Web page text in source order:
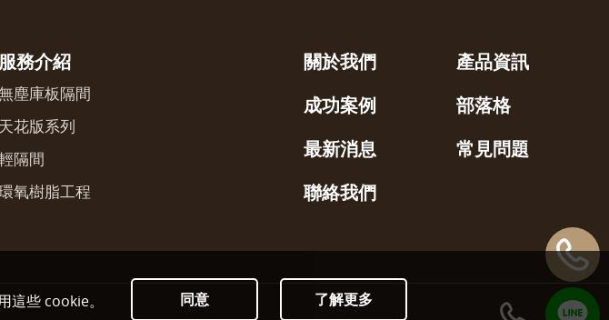
些 cookie。 同意 了解更多
務介紹
塵庫板隔間
天花版系列
隔間
氧樹脂工程
關於我們
產品資訊
成功案例
部落格
最新消息
常見問題
聯絡我們